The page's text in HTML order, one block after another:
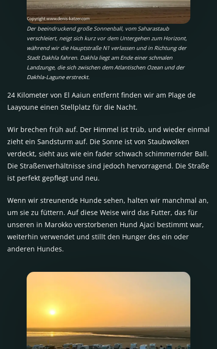
Der beeindruckend große Sonnenball, vom Saharastaub
verschleiert, neigt sich kurz vor dem Untergehen zum Horizont,
während wir die Hauptstraße N1 verlassen und in Richtung der
Stadt Dakhla fahren. Dakhla liegt am Ende einer schmalen
Landzunge, die sich zwischen dem Atlantischen Ozean und der
Dakhla-Lagune erstreckt.
24 Kilometer von El Aaiun entfernt finden wir am Plage de
Laayoune einen Stellplatz für die Nacht.
Wir brechen früh auf. Der Himmel ist trüb, und wieder einmal
zieht ein Sandsturm auf. Die Sonne ist von Staubwolken
verdeckt, sieht aus wie ein fader schwach schimmernder Ball.
Die Straßenverhältnisse sind jedoch hervorragend. Die Straße
ist perfekt gepflegt und neu.
Wenn wir streunende Hunde sehen, halten wir manchmal an,
um sie zu füttern. Auf diese Weise wird das Futter, das für
unseren in Marokko verstorbenen Hund Ajaci bestimmt war,
weiterhin verwendet und stillt den Hunger des ein oder
anderen Hundes.